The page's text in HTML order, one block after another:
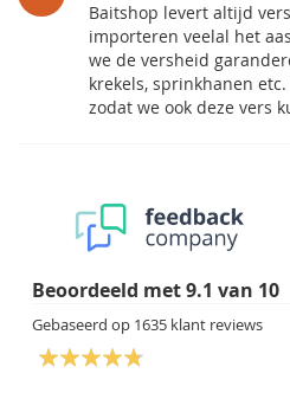
Baitshop levert altijd
importeren veelal het
we de versheid
krekels, sprinkhanen
zodat we ook deze vers
Beoordeeld met9.1 van 10
Gebaseerd op 1635 klant reviews